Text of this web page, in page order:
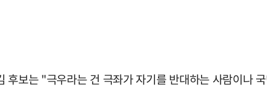
보는 "극우라는 건 극좌가 자기를 반대하는 사람이나